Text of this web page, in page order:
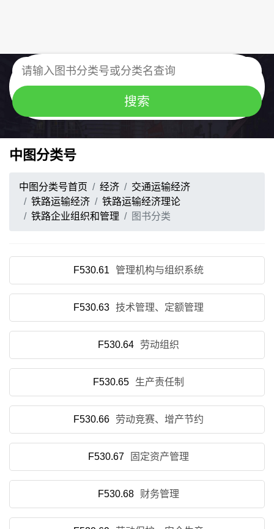
中图分类号
中图分类号首页 经济
交通运输经济
铁路运输经济
铁路运输经济理论
铁路企业组织和管理
图书分类
F530.61 管理机构与组织系统
F530.63 技术管理、定额管理
F530.64 劳动组织
F530.65 生产责任制
F530.66 劳动竞赛、增产节约
F530.67 固定资产管理
F530.68 财务管理